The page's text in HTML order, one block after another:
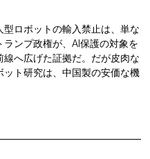
ロボットの輸入禁止は、単な
ンプ政権が、AI保護の対象を
へ広げた証拠だ。だが皮肉な
ト研究は、中国製の安価な機